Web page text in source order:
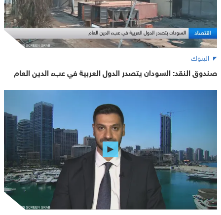
البنوك
صندوق النقد: السودان يتصدر الدول العربية في عبء الدين العام